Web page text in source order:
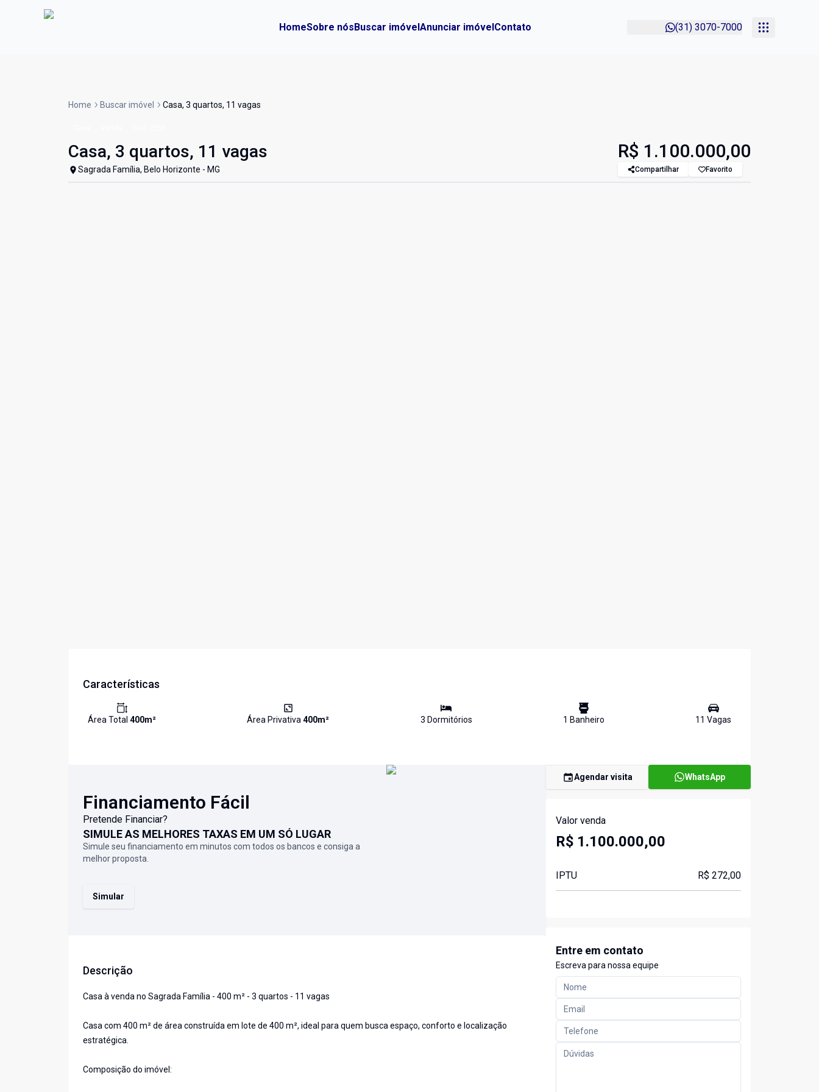
HomeSobre nósBuscar imóvelAnunciar imóvelContato (31) 3070-7000
Home Buscar imóvel Casa, 3 quartos, 11 vagas
Casa, 3 quartos, 11 vagas
Sagrada Família, Belo Horizonte - MG
R$ 1.100.000,00
Compartilhar Favorito
Características
Área Total 400m² Área Privativa400m² 3 Dormitórios 1 Banheiro 11 Vagas
Financiamento Fácil
Pretende Financiar?
SIMULE AS MELHORES TAXAS EM UM SÓ LUGAR
Simule seu financiamento em minutos com todos os bancos e consiga a
melhor proposta.
Simular
Descrição
Casa à venda no Sagrada Família - 400 m² - 3 quartos - 11 vagas
Casa com 400 m² de área construída em lote de 400 m², ideal para quem busca espaço, conforto e localização
estratégica.
Composição do imóvel:
Agendar visita WhatsApp
Valor venda
R$ 1.100.000,00
IPTU R$ 272,00
Entre em contato
Escreva para nossa equipe